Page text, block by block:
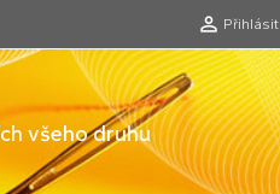
Přihlásit
všeho druhu